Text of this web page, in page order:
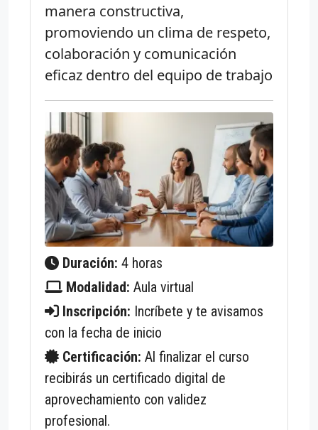
manera constructiva,
promoviendo un clima de respeto,
colaboración y comunicación
eficaz dentro del equipo de trabajo
Duración: 4 horas
Modalidad: Aula virtual
Inscripción: Incríbete y te avisamos
con la fecha de inicio
Certificación: Al finalizar el curso
recibirás un certificado digital de
aprovechamiento con validez
profesional.